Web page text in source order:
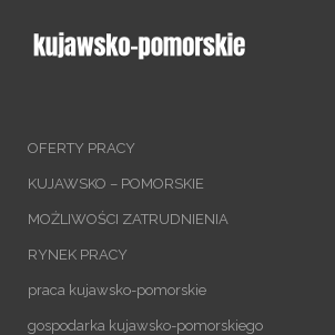
OFERTY PRACY
KUJAWSKO – POMORSKIE
MOŻLIWOŚCI ZATRUDNIENIA
RYNEK PRACY
praca kujawsko-pomorskie
gospodarka kujawsko-pomorskiego